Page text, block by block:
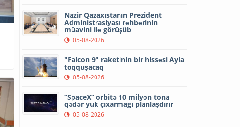
Nazir Qazaxıstanın Prezident
Administrasiyası rəhbərinin
müavini ilə görüşüb
05-08-2026
"Falcon 9" raketinin bir hissəsi Ayla
toqquşacaq
05-08-2026
“SpaceX” orbitə 10 milyon tona
qədər yük çıxarmağı planlaşdırır
05-08-2026